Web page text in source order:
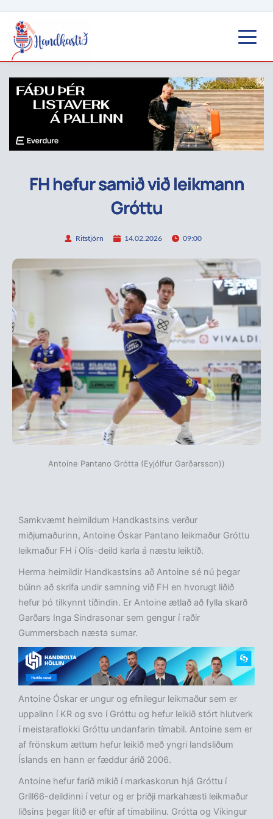
FH hefur samið við leikmann
Gróttu
Ritstjórn 14.02.2026 09:00
Antoine Pantano Grótta (Eyjólfur Garðarsson))
Samkvæmt heimildum Handkastsins verður
miðjumaðurinn, Antoine Óskar Pantano leikmaður Gróttu
leikmaður FH í Olís-deild karla á næstu leiktíð.
Herma heimildir Handkastsins að Antoine sé nú þegar
búinn að skrifa undir samning við FH en hvorugt liðið
hefur þó tilkynnt tíðindin. Er Antoine ætlað að fylla skarð
Garðars Inga Sindrasonar sem gengur í raðir
Gummersbach næsta sumar.
Antoine Óskar er ungur og efnilegur leikmaður sem er
uppalinn í KR og svo í Gróttu og hefur leikið stórt hlutverk
í meistaraflokki Gróttu undanfarin tímabil. Antoine sem er
af frönskum ættum hefur leikið með yngri landsliðum
Íslands en hann er fæddur árið 2006.
Antoine hefur farið mikið í markaskorun hjá Gróttu í
Grill66-deildinni í vetur og er þriðji markahæsti leikmaður
liðsins þegar lítið er eftir af tímabilinu. Grótta og Víkingur